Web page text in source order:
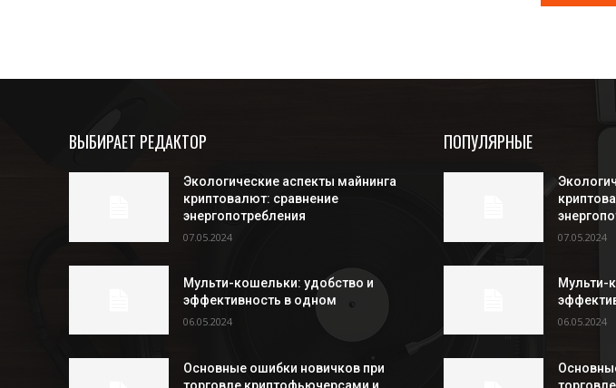
ВЫБИРАЕТ РЕДАКТОР
Экологические аспекты майнинга
криптовалют: сравнение
энергопотребления
07.05.2024
Мульти-кошельки: удобство и
эффективность в одном
06.05.2024
Основные ошибки новичков при
торговле криптофьючерсами и
ПОПУЛЯРНЫЕ
07.05.2024
Мульти-
06.05.2024